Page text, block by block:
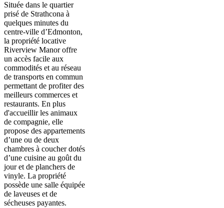
Située dans le quartier
prisé de Strathcona à
quelques minutes du
centre-ville d’Edmonton,
la propriété locative
Riverview Manor offre
un accès facile aux
commodités et au réseau
de transports en commun
permettant de profiter des
meilleurs commerces et
restaurants. En plus
d'accueillir les animaux
de compagnie, elle
propose des appartements
d’une ou de deux
chambres à coucher dotés
d’une cuisine au goût du
jour et de planchers de
vinyle. La propriété
possède une salle équipée
de laveuses et de
sécheuses payantes.